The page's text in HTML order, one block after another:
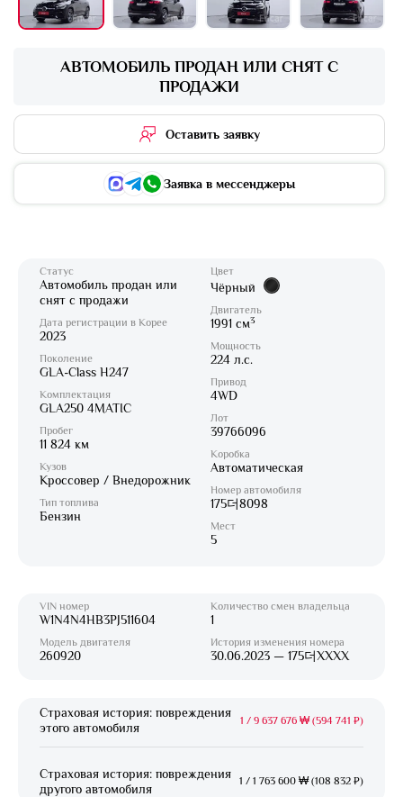
АВТОМОБИЛЬ ПРОДАН ИЛИ СНЯТ С
ПРОДАЖИ
Оставить заявку
Заявка в мессенджеры
Статус
Автомобиль продан или
снят с продажи
Дата регистрации в Корее
2023
Поколение
GLA-Class H247
Комплектация
GLA250 4MATIC
Пробег
11 824 км
Кузов
Кроссовер / Внедорожник
Тип топлива
Бензин
Цвет
Чёрный
Двигатель
1991 см3
Мощность
224 л.с.
Привод
4WD
Лот
39766096
Коробка
Автоматическая
Номер автомобиля
175더8098
Мест
5
VIN номер
W1N4N4HB3PJ511604
Модель двигателя
260920
Количество смен владельца
1
История изменения номера
30.06.2023 — 175더XXXX
Страховая история: повреждения
этого автомобиля
1 / 9 637 676 ₩ (594 741 ₽)
Страховая история: повреждения
другого автомобиля
1 / 1 763 600 ₩ (108 832 ₽)